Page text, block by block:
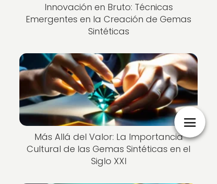
Innovación en Bruto: Técnicas
Emergentes en la Creación de Gemas
Sintéticas
Más Allá del Valor: La Importancia
Cultural de las Gemas Sintéticas en el
Siglo XXI